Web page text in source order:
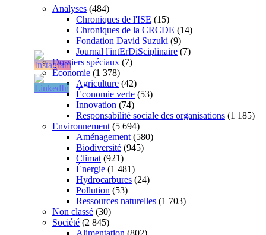
Analyses (484)
Chroniques de l'ISE (15)
Chroniques de la CRCDE (14)
Fondation David Suzuki (9)
Journal l'intErDiSciplinaire (7)
Dossiers spéciaux (7)
Économie (1 378)
Agriculture (42)
Économie verte (53)
Innovation (74)
Responsabilité sociale des organisations (1 185)
Environnement (5 694)
Aménagement (580)
Biodiversité (945)
Climat (921)
Énergie (1 481)
Hydrocarbures (24)
Pollution (53)
Ressources naturelles (1 703)
Non classé (30)
Société (2 845)
Alimentation (802)